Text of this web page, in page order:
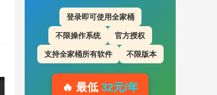
登录即可使用全家桶
不限操作系统 官方授权
支持全家桶所有软件 不限版本
🔥 最低 32元/年